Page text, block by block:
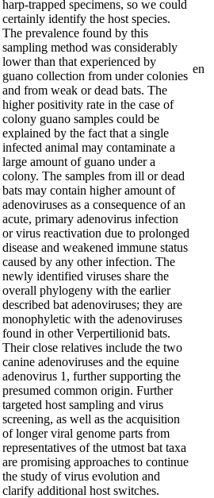
harp-trapped specimens, so we could
certainly identify the host species.
The prevalence found by this
sampling method was considerably
lower than that experienced by
guano collection from under colonies
and from weak or dead bats. The
higher positivity rate in the case of
colony guano samples could be
explained by the fact that a single
infected animal may contaminate a
large amount of guano under a
colony. The samples from ill or dead
bats may contain higher amount of
adenoviruses as a consequence of an
acute, primary adenovirus infection
or virus reactivation due to prolonged
disease and weakened immune status
caused by any other infection. The
newly identified viruses share the
overall phylogeny with the earlier
described bat adenoviruses; they are
monophyletic with the adenoviruses
found in other Verpertilionid bats.
Their close relatives include the two
canine adenoviruses and the equine
adenovirus 1, further supporting the
presumed common origin. Further
targeted host sampling and virus
screening, as well as the acquisition
of longer viral genome parts from
representatives of the utmost bat taxa
are promising approaches to continue
the study of virus evolution and
clarify additional host switches.
en